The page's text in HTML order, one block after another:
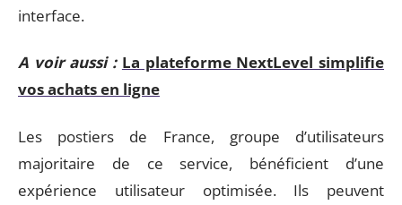
interface.
A voir aussi : La plateforme NextLevel simplifie
vos achats en ligne
Les postiers de France, groupe d’utilisateurs
majoritaire de ce service, bénéficient d’une
expérience utilisateur optimisée. Ils peuvent